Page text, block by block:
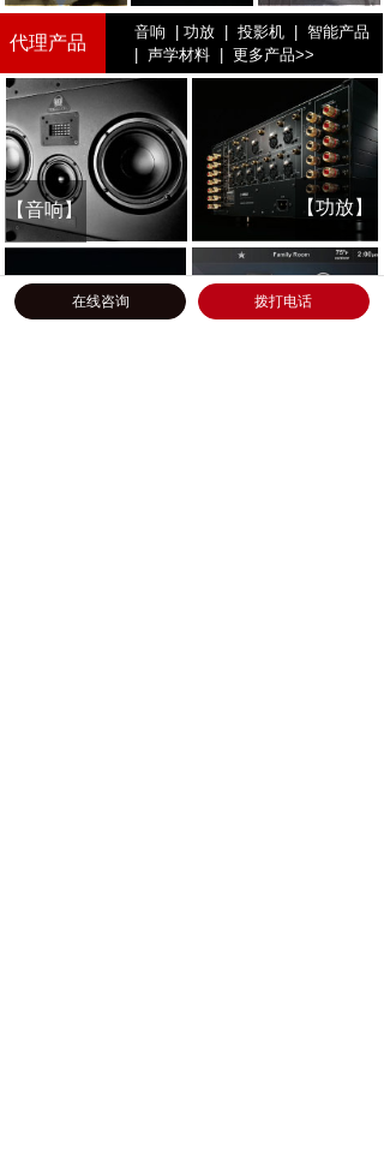
音响 功放 投影机
智能产品
声学材料 更多产品>>
代理产品
【功放】
【音响】
在线咨询 拨打电话